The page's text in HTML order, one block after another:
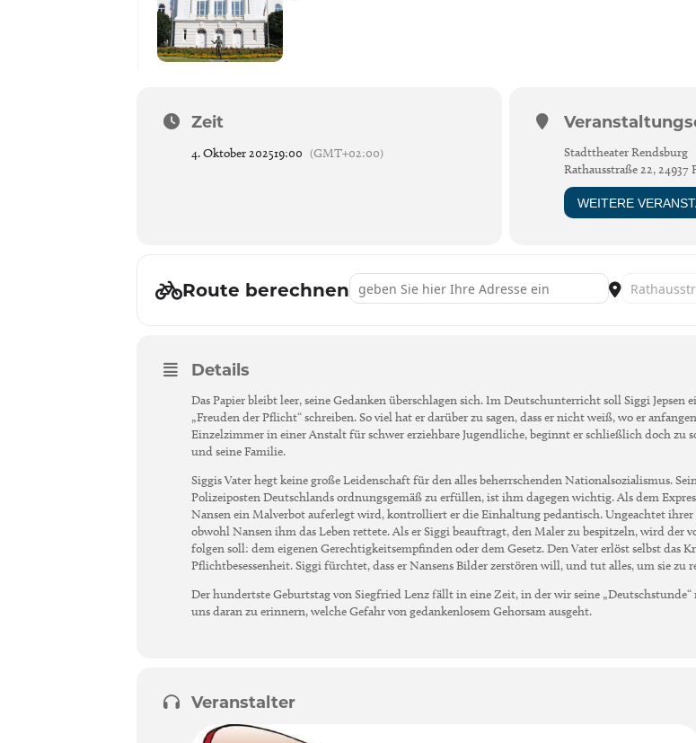
Zeit
4. Oktober 202519:00 (GMT+02:00)
Stadttheater Rendsburg
Rathausstraße 22, 24937
WEITERE
Route berechnenAddress - DEUTSCHSTUNDE [pJrVs4bCm] Destination
Details
Das Papier bleibt leer, seine Gedanken überschlagen sich. Im Deutschunterricht soll Siggi Jepsen
„Freuden der Pflicht“ schreiben. So viel hat er darüber zu sagen, dass er nicht weiß, wo er
Einzelzimmer in einer Anstalt für schwer erziehbare Jugendliche, beginnt er schließlich doch zu
und seine Familie.
Siggis Vater hegt keine große Leidenschaft für den alles beherrschenden Nationalsozialismus.
Polizeiposten Deutschlands ordnungsgemäß zu erfüllen, ist ihm dagegen wichtig. Als dem
Nansen ein Malverbot auferlegt wird, kontrolliert er die Einhaltung pedantisch. Ungeachtet
obwohl Nansen ihm das Leben rettete. Als er Siggi beauftragt, den Maler zu bespitzeln, wird der
folgen soll: dem eigenen Gerechtigkeitsempfinden oder dem Gesetz. Den Vater erlöst selbst das
Pflichtbesessenheit. Siggi fürchtet, dass er Nansens Bilder zerstören will, und tut alles, um sie zu
Der hundertste Geburtstag von Siegfried Lenz fällt in eine Zeit, in der wir seine
uns daran zu erinnern, welche Gefahr von gedankenlosem Gehorsam ausgeht.
Veranstalter